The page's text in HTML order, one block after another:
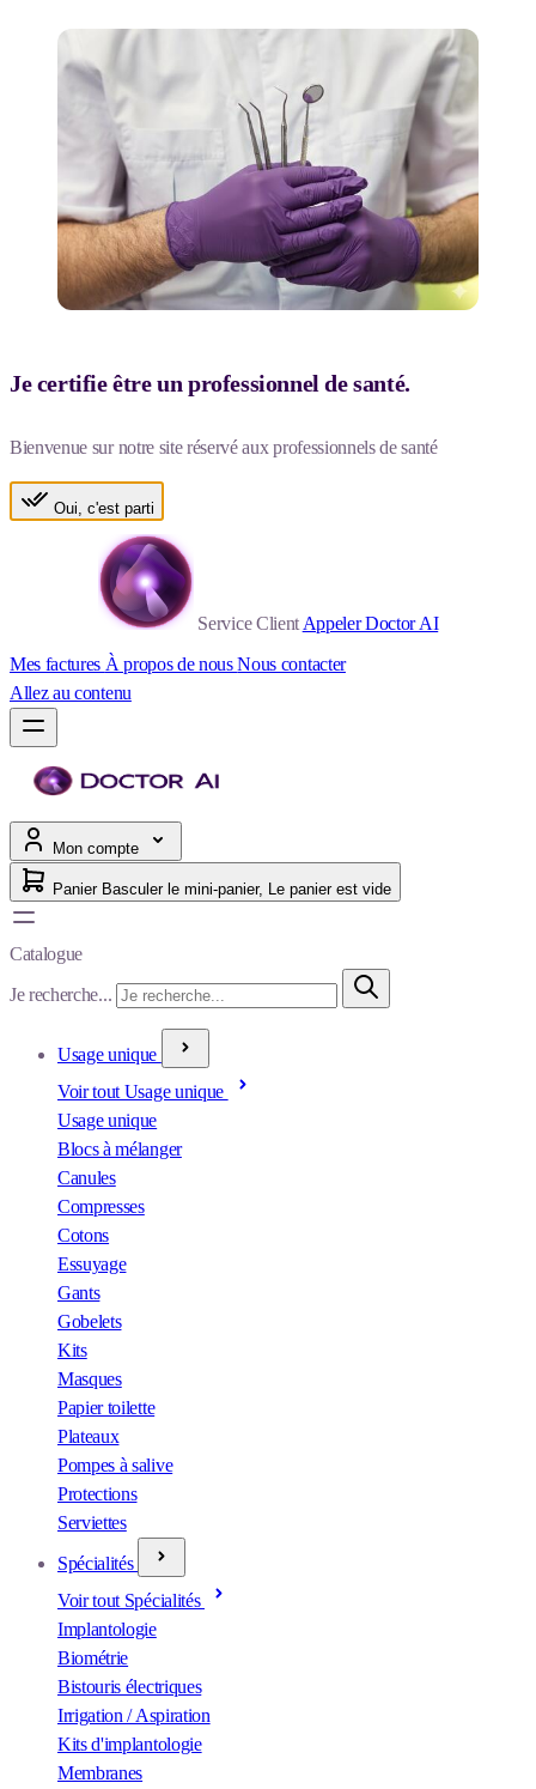
Je certifie être un professionnel de santé.
Bienvenue sur notre site réservé aux professionnels de santé
Oui, c'est parti
Service Client Appeler Doctor AI
Mes factures À propos de nousNous contacter
Allez au contenu
Mon compte
Panier Basculer le mini-panier, Le panier est vide
Catalogue
Je recherche...
Usage unique
Voir tout Usage unique
Usage unique
Blocs à mélanger
Canules
Compresses
Cotons
Essuyage
Gants
Gobelets
Kits
Masques
Papier toilette
Plateaux
Pompes à salive
Protections
Serviettes
Spécialités
Voir tout Spécialités
Implantologie
Biométrie
Bistouris électriques
Irrigation / Aspiration
Kits d'implantologie
Membranes